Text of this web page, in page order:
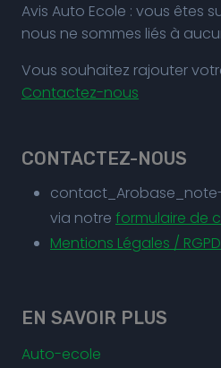
Avis Auto Ecole : vous êtes
nous ne sommes liés à
Vous souhaitez rajouter
Contactez-nous
CONTACTEZ-NOUS
via notre formulaire de
Mentions Légales / RGPD
EN SAVOIR PLUS
Auto-ecole